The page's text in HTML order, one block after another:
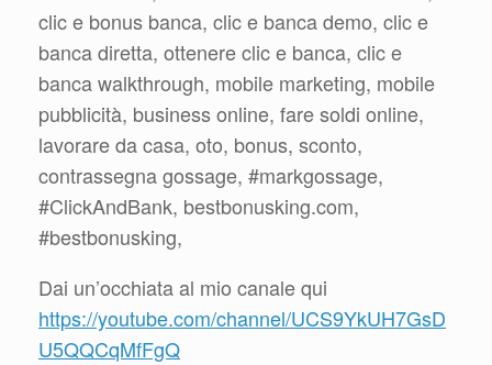
clic e bonus banca, clic e banca demo, clic e
banca diretta, ottenere clic e banca, clic e
banca walkthrough, mobile marketing, mobile
pubblicità, business online, fare soldi online,
lavorare da casa, oto, bonus, sconto,
contrassegna gossage, #markgossage,
#ClickAndBank, bestbonusking.com,
#bestbonusking,
Dai un’occhiata al mio canale qui
https://youtube.com/channel/UCS9YkUH7GsD
U5QQCqMfFgQ